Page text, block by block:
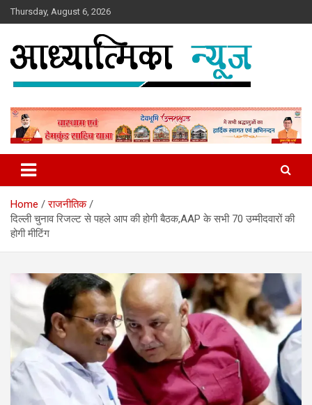
Skip
to
Thursday, August 6, 2026
Aadhyatmika News
Home
राजनीतिक
दिल्ली चुनाव रिजल्ट से पहले आप की होगी बैठक,AAP के सभी 70 उम्मीदवारों की
होगी मीटिंग